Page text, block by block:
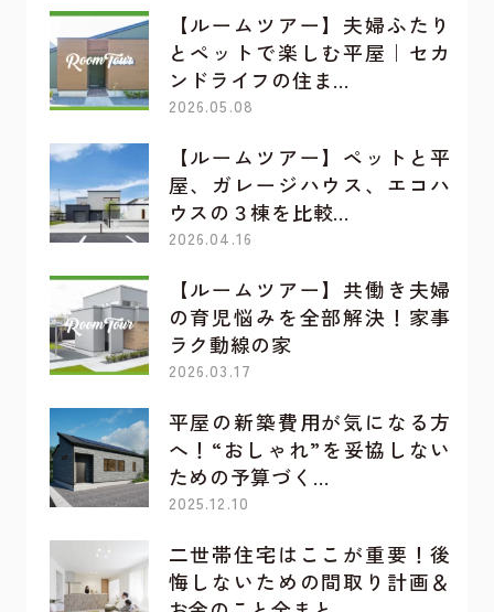
【ルームツアー】夫婦ふたり
とペットで楽しむ平屋｜セカ
ンドライフの住ま…
2026.05.08
【ルームツアー】ペットと平
屋、ガレージハウス、エコハ
ウスの３棟を比較…
2026.04.16
【ルームツアー】共働き夫婦
の育児悩みを全部解決！家事
ラク動線の家
2026.03.17
平屋の新築費用が気になる方
へ！“おしゃれ”を妥協しない
ための予算づく…
2025.12.10
二世帯住宅はここが重要！後
悔しないための間取り計画＆